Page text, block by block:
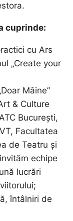
cuprinde:
cu Ars
„Create your
Mâine”
& Culture
București,
Facultatea
de Teatru și
echipe
lucrări
întâlniri de